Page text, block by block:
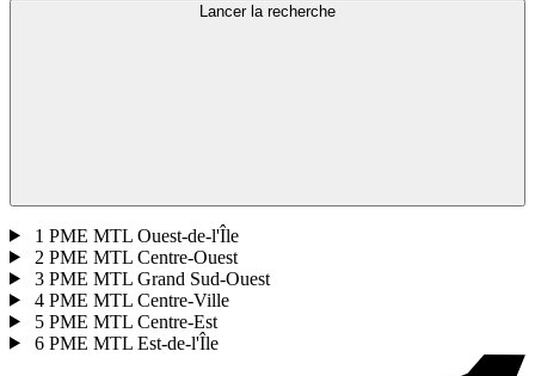
Lancer la recherche
1 PME MTL Ouest-de-l'Île
2 PME MTL Centre-Ouest
3 PME MTL Grand Sud-Ouest
4 PME MTL Centre-Ville
5 PME MTL Centre-Est
6 PME MTL Est-de-l'Île